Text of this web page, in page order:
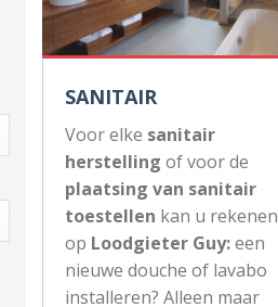
SANITAIR
Voor elke sanitair
herstelling of voor de
plaatsing van sanitair
toestellen kan u rekenen
op Loodgieter Guy:een
nieuwe douche of lavabo
installeren? Alleen maar